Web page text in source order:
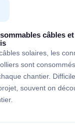
câbles
solaires, les
sont
chantier.
souvent on